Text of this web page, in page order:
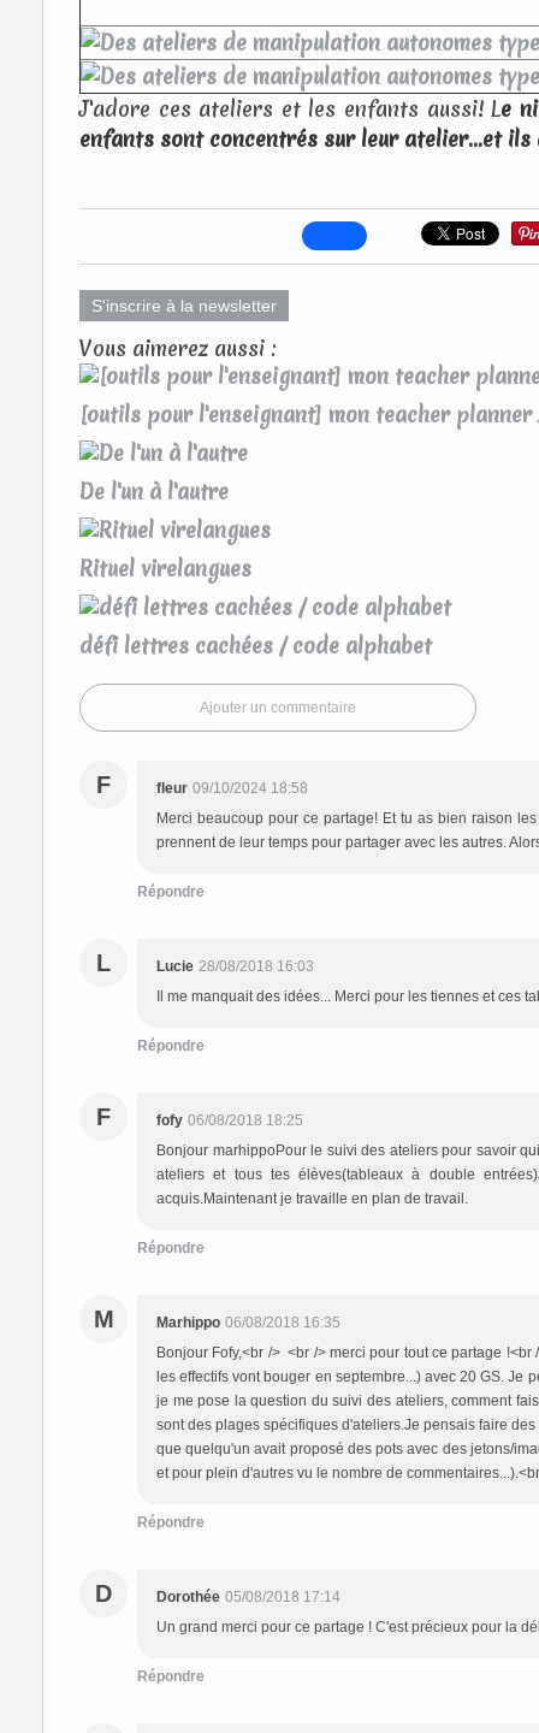
J'adore ces ateliers et les enfants aussi! Le
enfants sont concentrés sur leur atelier...et
S'inscrire à la newsletter
Vous aimerez aussi :
[outils pour l'enseignant] mon teacher planner
De l'un à l'autre
Rituel virelangues
défi lettres cachées / code alphabet
Ajouter un commentaire
F fleur 09/10/2024 18:58
Merci beaucoup pour ce partage! Et tu as bien raison
prennent de leur temps pour partager avec les autres.
Répondre
L Lucie 28/08/2018 16:03
Il me manquait des idées... Merci pour les tiennes et ces
Répondre
F fofy 06/08/2018 18:25
Bonjour marhippoPour le suivi des ateliers pour savoir
ateliers et tous tes élèves(tableaux à double
acquis.Maintenant je travaille en plan de travail.
Répondre
M Marhippo 06/08/2018 16:35
Bonjour Fofy,<br /> <br /> merci pour tout ce partage
les effectifs vont bouger en septembre...) avec 20 GS.
je me pose la question du suivi des ateliers, comment
sont des plages spécifiques d'ateliers.Je pensais faire
que quelqu'un avait proposé des pots avec des jetons/
et pour plein d'autres vu le nombre de
Répondre
D Dorothée 05/08/2018 17:14
Un grand merci pour ce partage ! C'est précieux pour la
Répondre